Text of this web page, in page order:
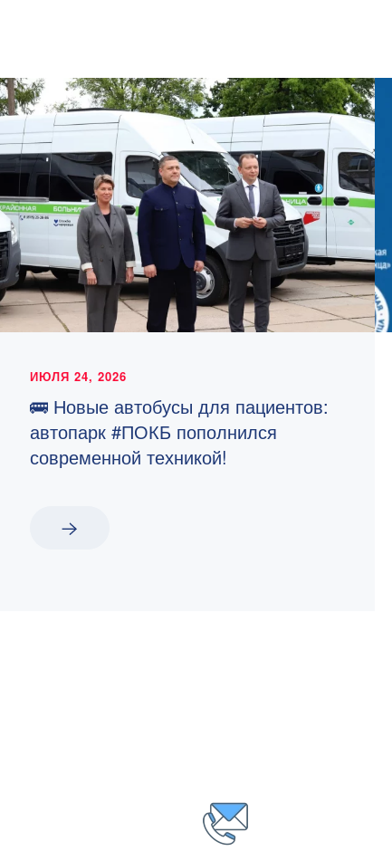
ИЮЛЯ 24, 2026
🚌 Новые автобусы для пациентов:
автопарк #ПОКБ пополнился
современной техникой!